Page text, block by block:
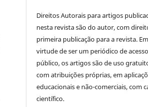
Direitos Autorais para artigos
nesta revista são do autor, com
primeira publicação para a revista. Em
virtude de ser um periódico de acesso
público, os artigos são de uso
com atribuições próprias, em
educacionais e não-comerciais, com
científico.